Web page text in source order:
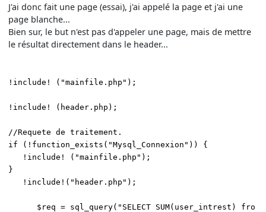
J'ai donc fait une page (essai), j'ai appelé la page et j'ai une
page blanche...
Bien sur, le but n'est pas d'appeler une page, mais de mettre
le résultat directement dans le header...
!include! ("mainfile.php");
!include! (header.php);
//Requete de traitement.
if (!function_exists("Mysql_Connexion")) {
!include! ("mainfile.php");
}
!include!("header.php");
$req = sql_query("SELECT SUM(user_intrest) fro